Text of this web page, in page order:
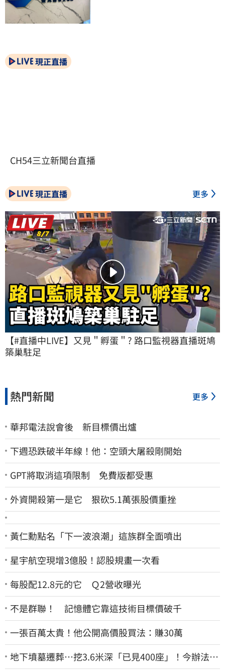
現正直播
CH54三立新聞台直播
現正直播 更多
【#直播中LIVE】又見＂孵蛋＂? 路口監視器直播斑鳩
築巢駐足
熱門新聞 更多
華邦電法說會後 新目標價出爐
下週恐跌破半年線！他：空頭大屠殺剛開始
GPT將取消這項限制 免費版都受惠
外資開殺第一是它 狠砍5.1萬張股價重挫
黃仁勳點名「下一波浪潮」這族群全面噴出
星宇航空現增3億股！認股規畫一次看
每股配12.8元的它 Ｑ2營收曝光
不是群聯！ 記憶體它靠這技術目標價破千
一張百萬太貴！他公開高價股買法：賺30萬
地下墳墓遷葬…挖3.6米深「已見400座」！今辦法會